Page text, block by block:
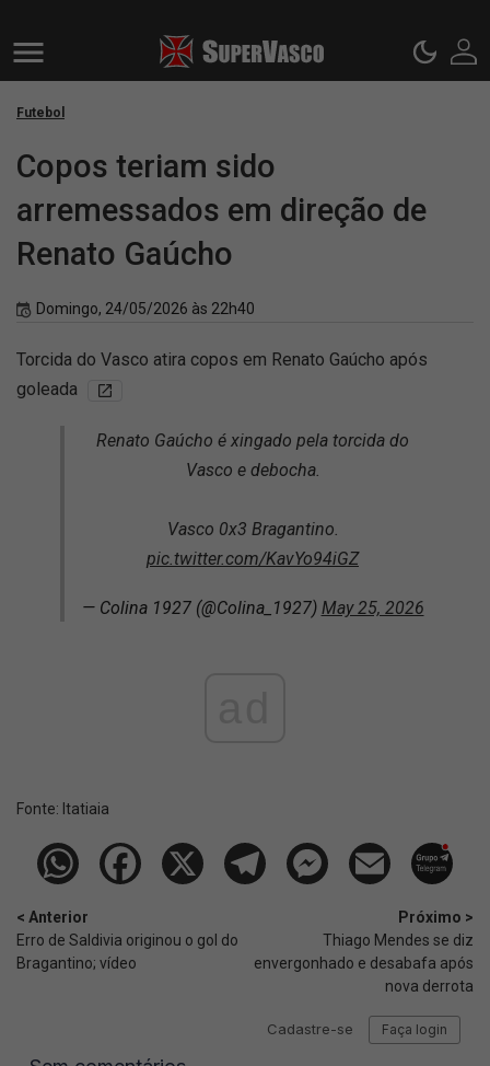
Futebol
Copos teriam sido
arremessados em direção de
Renato Gaúcho
Domingo, 24/05/2026 às 22h40
Torcida do Vasco atira copos em Renato Gaúcho após
goleada
Renato Gaúcho é xingado pela torcida do
Vasco e debocha.
Vasco 0x3 Bragantino.
pic.twitter.com/KavYo94iGZ
— Colina 1927 (@Colina_1927) May 25, 2026
Fonte: Itatiaia
< Anterior
Erro de Saldivia originou o gol do
Bragantino; vídeo
Próximo >
Thiago Mendes se diz
envergonhado e desabafa após
nova derrota